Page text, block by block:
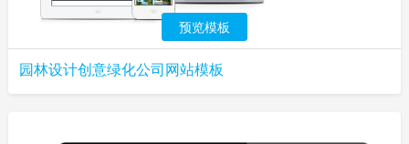
预览模板
园林设计创意绿化公司网站模板